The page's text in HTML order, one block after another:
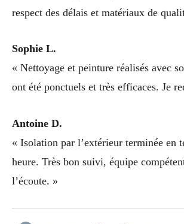
respect des délais et matériaux de
Sophie L.
« Nettoyage et peinture réalisés avec
ont été ponctuels et très efficaces. Je
Antoine D.
« Isolation par l’extérieur terminée en
heure. Très bon suivi, équipe
l’écoute. »